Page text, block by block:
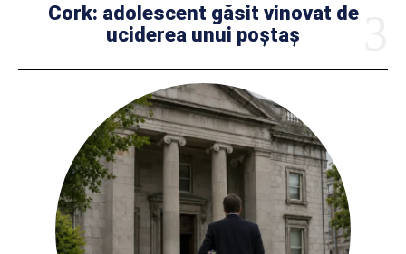
Cork: adolescent găsit vinovat de
uciderea unui poștaș